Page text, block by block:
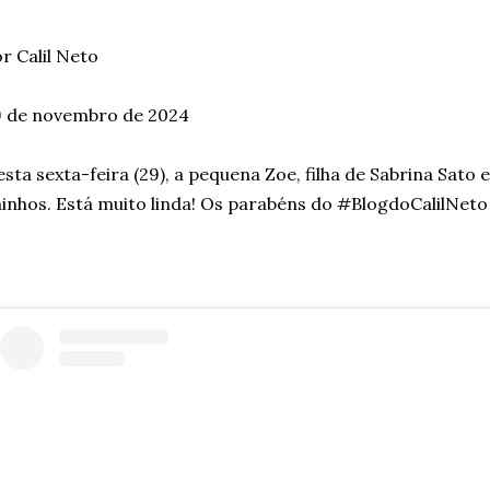
Calil Neto
de novembro de 2024
sexta-feira (29), a pequena Zoe, filha de Sabrina Sato
Está muito linda! Os parabéns do #BlogdoCalilNeto